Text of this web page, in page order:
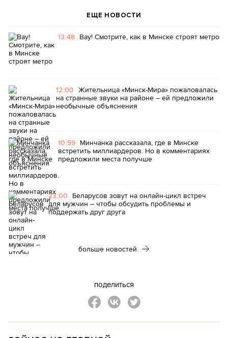
ЕЩЕ НОВОСТИ
13:48 Вау! Смотрите, как в Минске строят метро
12:00 Жительница «Минск-Мира» пожаловалась
на странные звуки на районе – ей предложили
необычные объяснения
10:59 Минчанка рассказала, где в Минске
встретить миллиардеров. Но в комментариях
предложили места получше
23:00 Беларусов зовут на онлайн-цикл встреч
для мужчин – чтобы обсудить проблемы и
поддержать друг друга
больше новостей
поделиться